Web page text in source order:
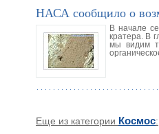
НАСА сообщило о
В начале
кратера. В
мы видим
Еще из категории Космос: